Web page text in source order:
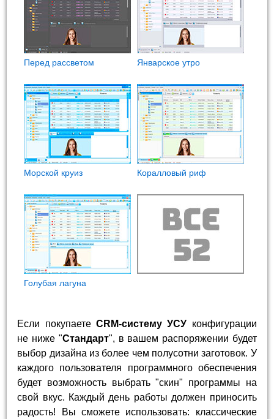
Перед рассветом Январское утро
Морской круиз Коралловый риф
Голубая лагуна
Если покупаете CRM-систему УСУ конфигурации
не ниже "Стандарт", в вашем распоряжении будет
выбор дизайна из более чем полусотни заготовок. У
каждого пользователя программного обеспечения
будет возможность выбрать "скин" программы на
свой вкус. Каждый день работы должен приносить
радость! Вы сможете использовать: классические